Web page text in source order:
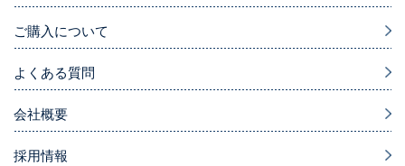
ご購入について
よくある質問
会社概要
採用情報